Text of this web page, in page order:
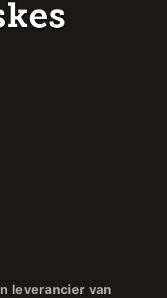
leverancier van